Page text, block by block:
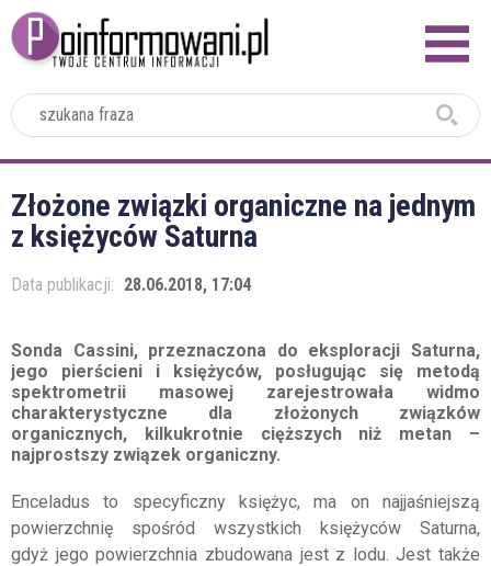
Złożone związki organiczne na jednym
z księżyców Saturna
Data publikacji: 28.06.2018, 17:04
Sonda Cassini, przeznaczona do eksploracji Saturna,
jego pierścieni i księżyców, posługując się metodą
spektrometrii masowej zarejestrowała widmo
charakterystyczne dla złożonych związków
organicznych, kilkukrotnie cięższych niż metan –
najprostszy związek organiczny.
Enceladus to specyficzny księżyc, ma on najjaśniejszą
powierzchnię spośród wszystkich księżyców Saturna,
gdyż jego powierzchnia zbudowana jest z lodu. Jest także